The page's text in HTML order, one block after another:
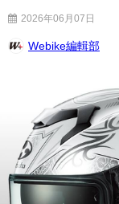
2026年06月07日
Webike編輯部